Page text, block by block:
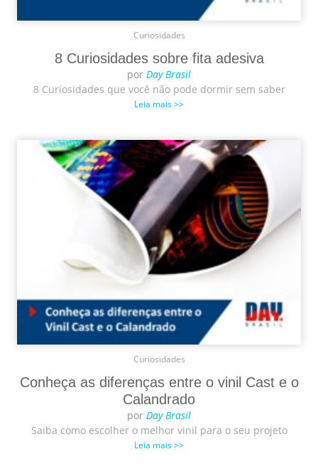
Curiosidades
8 Curiosidades sobre fita adesiva
por Day Brasil
8 Curiosidades que você não pode dormir sem saber
Leia mais >>
Curiosidades
Conheça as diferenças entre o vinil Cast e o
Calandrado
por Day Brasil
Saiba como escolher o melhor vinil para o seu projeto
Leia mais >>